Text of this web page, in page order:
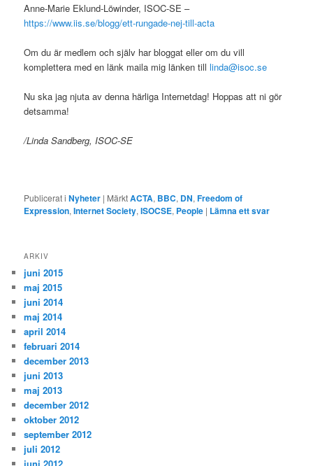
Anne-Marie Eklund-Löwinder, ISOC-SE –
https://www.iis.se/blogg/ett-rungade-nej-till-acta
Om du är medlem och själv har bloggat eller om du vill
komplettera med en länk maila mig länken tilllinda@isoc.se
Nu ska jag njuta av denna härliga Internetdag! Hoppas att ni gör
detsamma!
/Linda Sandberg, ISOC-SE
Publicerat i Nyheter | MärktACTA, BBC, DN,Freedom of
Expression,Internet Society,ISOCSE, People | Lämna ett svar
ARKIV
juni 2015
maj 2015
juni 2014
maj 2014
april 2014
februari 2014
december 2013
juni 2013
maj 2013
december 2012
oktober 2012
september 2012
juli 2012
juni 2012